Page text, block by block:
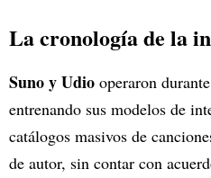
La cronología de la
Suno y Udio operaron
entrenando sus modelos de
catálogos masivos de
de autor, sin contar con